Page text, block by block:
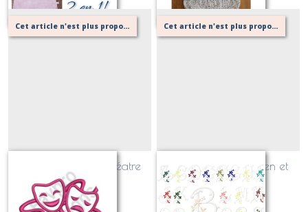
Cet article n'est plus proposé, retournez au menu principal ou contactez moi!
masque comédie théatre
Sur demande
Cet article n'est plus proposé, retournez au menu principal ou contactez moi!
Monogramme ancien et
fleuri
Sur demande